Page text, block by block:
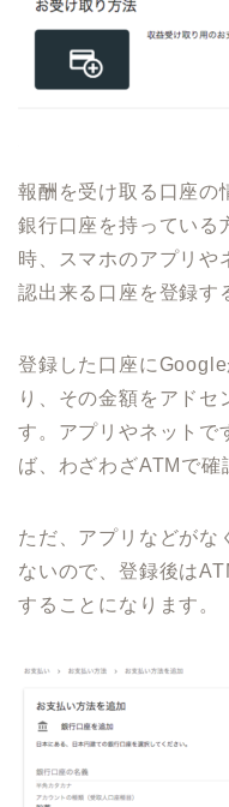
報酬を受け取る口座の
銀行口座を持っている
時、スマホのアプリや
認出来る口座を登録す
登録した口座に
り、その金額をアドセ
す。アプリやネットで
ば、わざわざATMで確
ただ、アプリなどがな
ないので、登録後は
することになります。